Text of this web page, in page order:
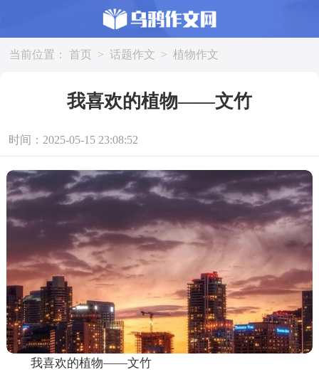
当前位置： 首页 > 话题作文 > 植物作文
我喜欢的植物——文竹
时间：2025-05-15 23:08:52
我喜欢的植物——文竹